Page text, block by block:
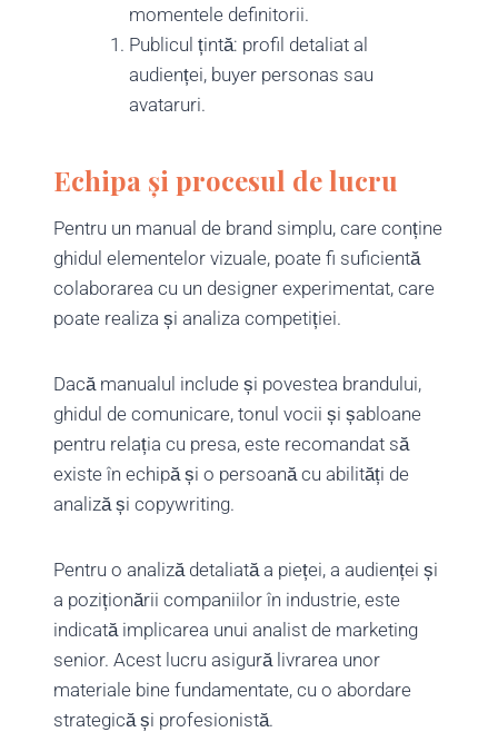
momentele definitorii.
Publicul țintă: profil detaliat al
audienței, buyer personas sau
avataruri.
Echipa și procesul de lucru
Pentru un manual de brand simplu, care conține
ghidul elementelor vizuale, poate fi suficientă
colaborarea cu un designer experimentat, care
poate realiza și analiza competiției.
Dacă manualul include și povestea brandului,
ghidul de comunicare, tonul vocii și șabloane
pentru relația cu presa, este recomandat să
existe în echipă și o persoană cu abilități de
analiză și copywriting.
Pentru o analiză detaliată a pieței, a audienței și
a poziționării companiilor în industrie, este
indicată implicarea unui analist de marketing
senior. Acest lucru asigură livrarea unor
materiale bine fundamentate, cu o abordare
strategică și profesionistă.